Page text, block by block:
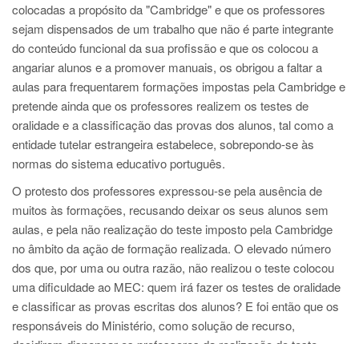
colocadas a propósito da "Cambridge" e que os professores
sejam dispensados de um trabalho que não é parte integrante
do conteúdo funcional da sua profissão e que os colocou a
angariar alunos e a promover manuais, os obrigou a faltar a
aulas para frequentarem formações impostas pela Cambridge e
pretende ainda que os professores realizem os testes de
oralidade e a classificação das provas dos alunos, tal como a
entidade tutelar estrangeira estabelece, sobrepondo-se às
normas do sistema educativo português.
O protesto dos professores expressou-se pela ausência de
muitos às formações, recusando deixar os seus alunos sem
aulas, e pela não realização do teste imposto pela Cambridge
no âmbito da ação de formação realizada. O elevado número
dos que, por uma ou outra razão, não realizou o teste colocou
uma dificuldade ao MEC: quem irá fazer os testes de oralidade
e classificar as provas escritas dos alunos? E foi então que os
responsáveis do Ministério, como solução de recurso,